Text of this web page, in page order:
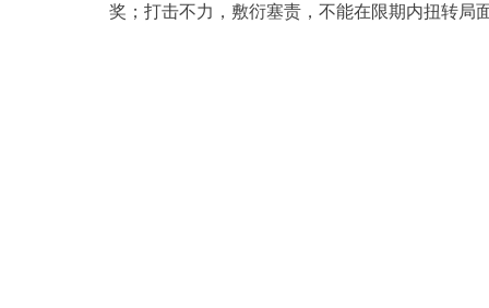
奖；打击不力，敷衍塞责，不能在限期内扭转局